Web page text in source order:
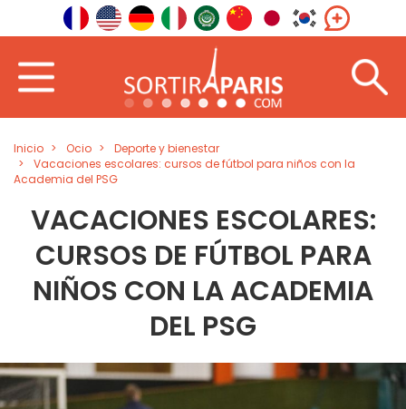
Inicio Ocio
Deporte y bienestar
Vacaciones escolares: cursos de fútbol para niños con la
Academia del PSG
VACACIONES ESCOLARES:
CURSOS DE FÚTBOL PARA
NIÑOS CON LA ACADEMIA
DEL PSG